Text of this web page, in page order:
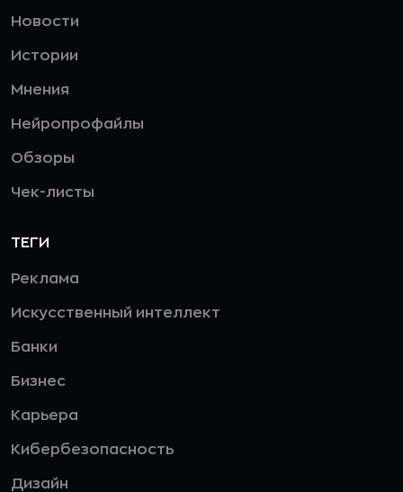
Новости
Истории
Мнения
Нейропрофайлы
Обзоры
Чек-листы
ТЕГИ
Реклама
Искусственный интеллект
Банки
Бизнес
Карьера
Кибербезопасность
Дизайн